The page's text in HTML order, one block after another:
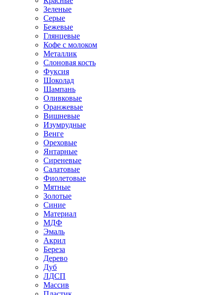
Зеленые
Серые
Бежевые
Глянцевые
Кофе с молоком
Металлик
Слоновая кость
Фуксия
Шоколад
Шампань
Оливковые
Оранжевые
Вишневые
Изумрудные
Венге
Ореховые
Янтарные
Сиреневые
Салатовые
Фиолетовые
Мятные
Золотые
Синие
Материал
МДФ
Эмаль
Акрил
Береза
Дерево
Дуб
ЛДСП
Массив